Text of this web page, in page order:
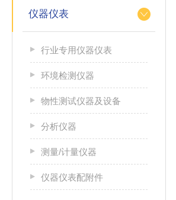
仪器仪表
行业专用仪器仪表
环境检测仪器
物性测试仪器及设备
分析仪器
测量/计量仪器
仪器仪表配附件